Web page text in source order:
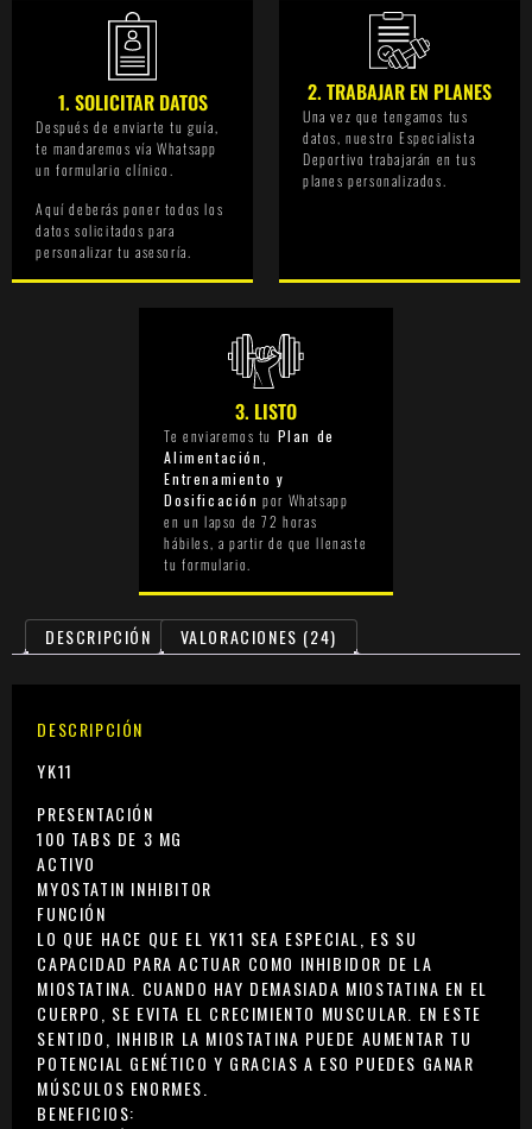
1. SOLICITAR DATOS
Después de enviarte tu guía,
te mandaremos vía Whatsapp
un formulario clínico.
Aquí deberás poner todos los
datos solicitados para
personalizar tu asesoría.
2. TRABAJAR EN PLANES
Una vez que tengamos tus
datos, nuestro Especialista
Deportivo trabajarán en tus
planes personalizados.
3. LISTO
Te enviaremos tu Plan de
Alimentación,
Entrenamiento y
Dosificación por Whatsapp
en un lapso de 72 horas
hábiles, a partir de que llenaste
tu formulario.
DESCRIPCIÓN VALORACIONES (24)
DESCRIPCIÓN
YK11
PRESENTACIÓN
100 TABS DE 3 MG
ACTIVO
MYOSTATIN INHIBITOR
FUNCIÓN
LO QUE HACE QUE EL YK11 SEA ESPECIAL, ES SU
CAPACIDAD PARA ACTUAR COMO INHIBIDOR DE LA
MIOSTATINA. CUANDO HAY DEMASIADA MIOSTATINA EN EL
CUERPO, SE EVITA EL CRECIMIENTO MUSCULAR. EN ESTE
SENTIDO, INHIBIR LA MIOSTATINA PUEDE AUMENTAR TU
POTENCIAL GENÉTICO Y GRACIAS A ESO PUEDES GANAR
MÚSCULOS ENORMES.
BENEFICIOS: